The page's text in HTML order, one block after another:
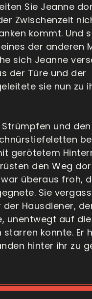
Sie Jeanne
Zwischenzeit
kommt. Und
der anderen
sich Jeanne
der Türe und der
sie nun zu
und den
gerötetem
den Weg
überaus froh,
Sie
Hausdiener,
unentwegt auf die
starren konnte. Er
hinter ihr zu